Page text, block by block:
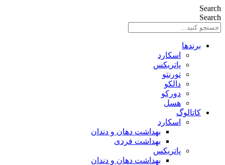
Search
Search
برندها
اسکارد
پاتریکس
تورنتو
دالکو
دورکو
هسل
کاتالوگ
اسکارد
بهداشت دهان و دندان
بهداشت فردی
پاتریکس
بهداشت دهان و دندان